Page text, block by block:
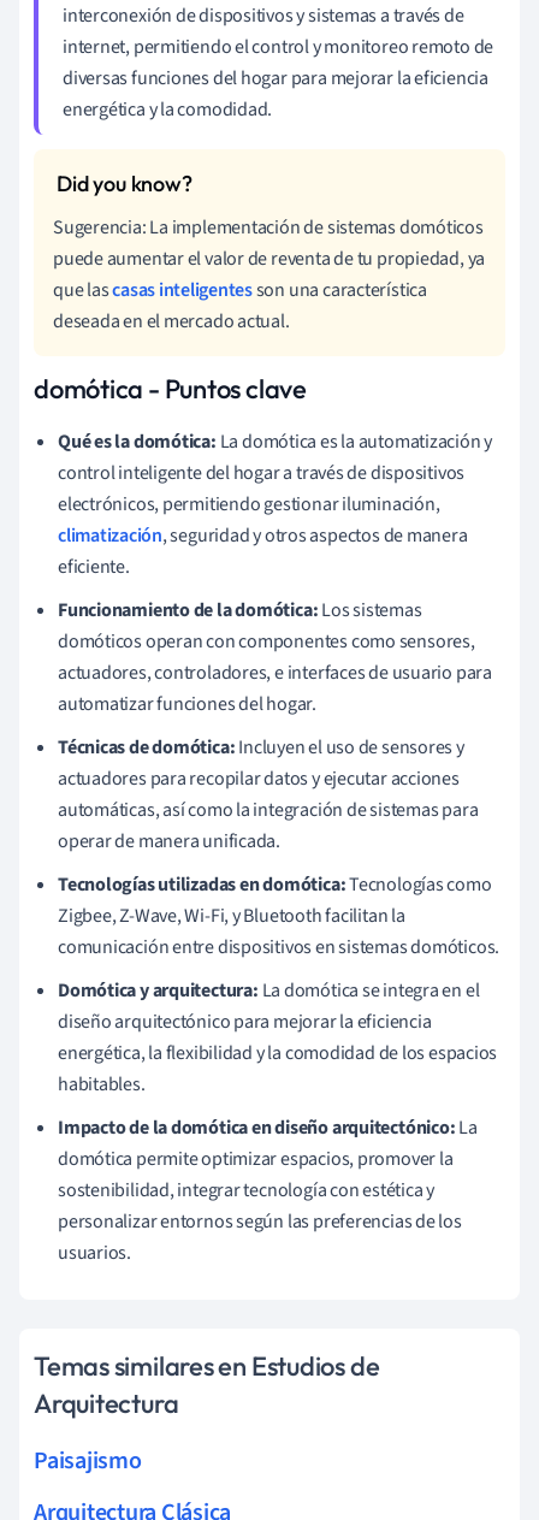
interconexión de dispositivos y sistemas a través de
internet, permitiendo el control y monitoreo remoto de
diversas funciones del hogar para mejorar la eficiencia
energética y la comodidad.
Sugerencia: La implementación de sistemas domóticos
puede aumentar el valor de reventa de tu propiedad, ya
que lascasas inteligentesson una característica
deseada en el mercado actual.
domótica - Puntos clave
Qué es la domótica: La domótica es la automatización y
control inteligente del hogar a través de dispositivos
electrónicos, permitiendo gestionar iluminación,
climatización, seguridad y otros aspectos de manera
eficiente.
Funcionamiento de la domótica:Los sistemas
domóticos operan con componentes como sensores,
actuadores, controladores, e interfaces de usuario para
automatizar funciones del hogar.
Técnicas de domótica:Incluyen el uso de sensores y
actuadores para recopilar datos y ejecutar acciones
automáticas, así como la integración de sistemas para
operar de manera unificada.
Tecnologías utilizadas en domótica:Tecnologías como
Zigbee, Z-Wave, Wi-Fi, y Bluetooth facilitan la
comunicación entre dispositivos en sistemas domóticos.
Domótica y arquitectura: La domótica se integra en el
diseño arquitectónico para mejorar la eficiencia
energética, la flexibilidad y la comodidad de los espacios
habitables.
Impacto de la domótica en diseño arquitectónico:La
domótica permite optimizar espacios, promover la
sostenibilidad, integrar tecnología con estética y
personalizar entornos según las preferencias de los
usuarios.
Temas similares en Estudios de
Arquitectura
Paisajismo
Arquitectura Clásica